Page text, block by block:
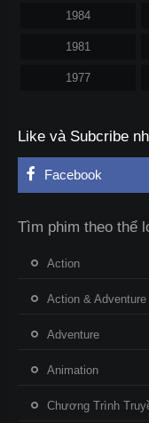
1984
1981
1977
Like và Subcribe
Facebook
Tìm phim theo thể
Action
Action & Adventure
Adventure
Animation
Chương Trình